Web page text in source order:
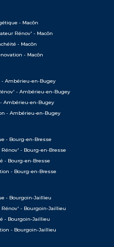
- Macôn
Rénov' - Macôn
- Macôn
- Macôn
Ambérieu-en-Bugey
- Ambérieu-en-Bugey
Ambérieu-en-Bugey
- Ambérieu-en-Bugey
- Bourg-en-Bresse
- Bourg-en-Bresse
- Bourg-en-Bresse
- Bourg-en-Bresse
- Bourgoin-Jaillieu
- Bourgoin-Jaillieu
- Bourgoin-Jaillieu
- Bourgoin-Jaillieu